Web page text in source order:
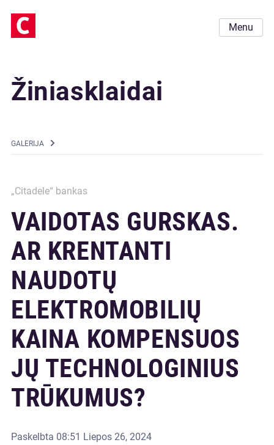
Menu
Žiniasklaidai
GALERIJA
„Citadele“ bankas
VAIDOTAS GURSKAS.
AR KRENTANTI
NAUDOTŲ
ELEKTROMOBILIŲ
KAINA KOMPENSUOS
JŲ TECHNOLOGINIUS
TRŪKUMUS?
Paskelbta 08:51 Liepos 26, 2024